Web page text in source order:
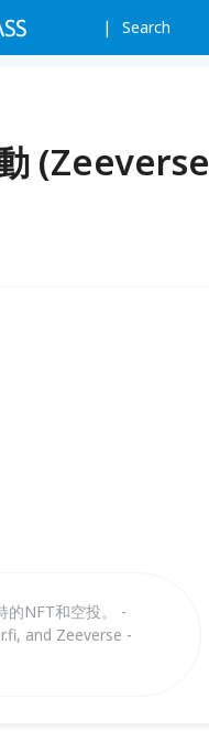
Search
(Zeeverse
的NFT和空投。 -
and Zeeverse -